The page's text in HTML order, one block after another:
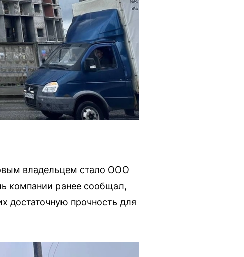
владельцем стало ООО
компании ранее сообщал,
достаточную прочность для